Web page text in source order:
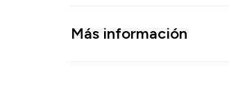
Más información